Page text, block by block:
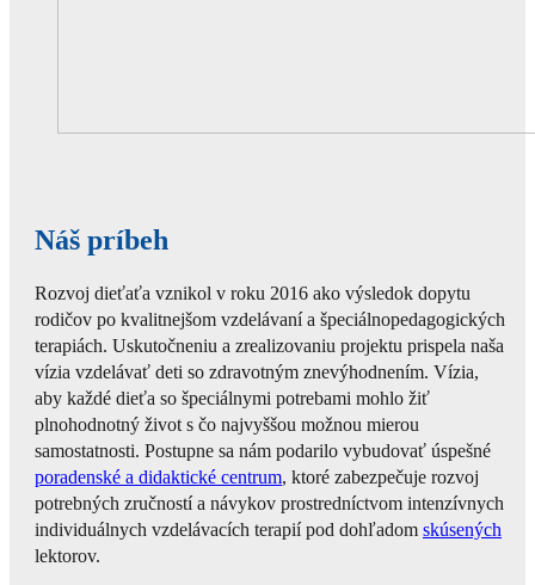
Náš príbeh
Rozvoj dieťaťa vznikol v roku 2016 ako výsledok dopytu
rodičov po kvalitnejšom vzdelávaní a špeciálnopedagogických
terapiách. Uskutočneniu a zrealizovaniu projektu prispela naša
vízia vzdelávať deti so zdravotným znevýhodnením. Vízia,
aby každé dieťa so špeciálnymi potrebami mohlo žiť
plnohodnotný život s čo najvyššou možnou mierou
samostatnosti. Postupne sa nám podarilo vybudovať úspešné
poradenské a didaktické centrum, ktoré zabezpečuje rozvoj
potrebných zručností a návykov prostredníctvom intenzívnych
individuálnych vzdelávacích terapií pod dohľadom skúsených
lektorov.